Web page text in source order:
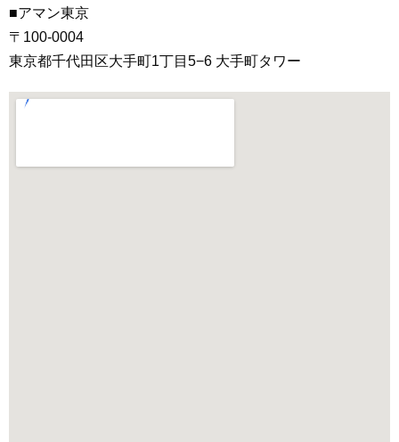
■アマン東京
〒100-0004
東京都千代田区大手町1丁目5−6 大手町タワー